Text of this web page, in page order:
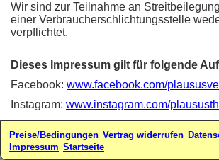
Wir sind zur Teilnahme an
einer Verbraucherschlichtungsstelle
verpflichtet.
Dieses Impressum gilt für folgende
Facebook: www.facebook.com/
Instagram: www.instagram.com/
Twitter:www.twitter.com/plausus/
Webseiten:www.plausus.de
Preise/Bedingungen Vertrag widerrufen
Impressum Startseite